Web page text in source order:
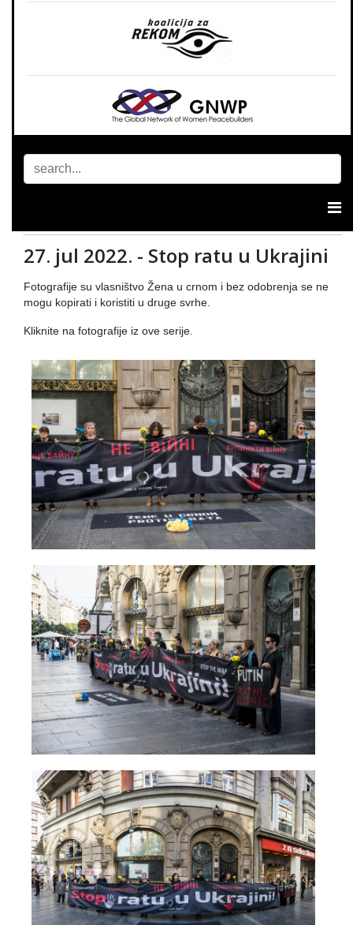
27. jul 2022. - Stop ratu u Ukrajini
Fotografije su vlasništvo Žena u crnom i bez odobrenja se ne
mogu kopirati i koristiti u druge svrhe.
Kliknite na fotografije iz ove serije.